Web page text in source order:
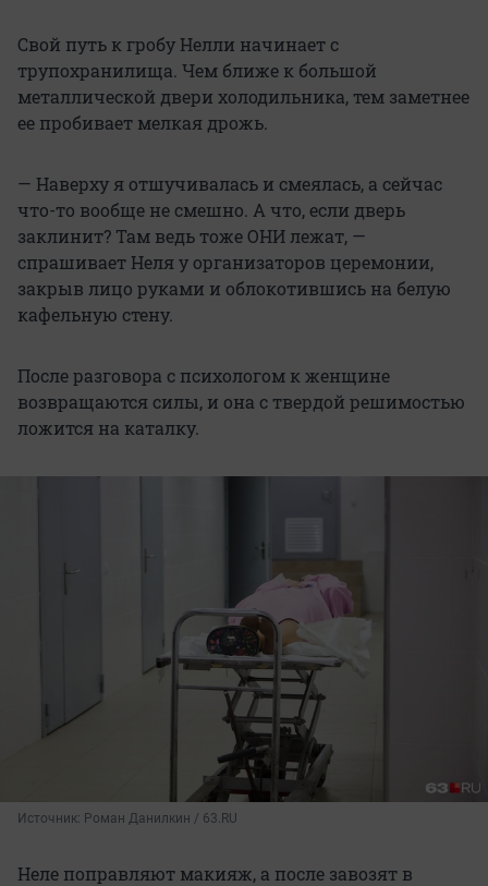
Свой путь к гробу Нелли начинает с
трупохранилища. Чем ближе к большой
металлической двери холодильника, тем заметнее
ее пробивает мелкая дрожь.
— Наверху я отшучивалась и смеялась, а сейчас
что-то вообще не смешно. А что, если дверь
заклинит? Там ведь тоже ОНИ лежат, —
спрашивает Неля у организаторов церемонии,
закрыв лицо руками и облокотившись на белую
кафельную стену.
После разговора с психологом к женщине
возвращаются силы, и она с твердой решимостью
ложится на каталку.
Источник: Роман Данилкин / 63.RU
Неле поправляют макияж, а после завозят в